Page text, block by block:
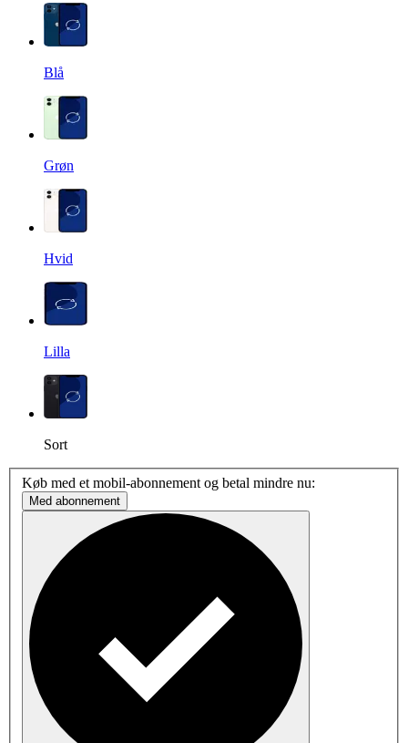
Blå
Grøn
Hvid
Lilla
Sort
Køb med et mobil-abonnement og betal mindre nu:
Med abonnement